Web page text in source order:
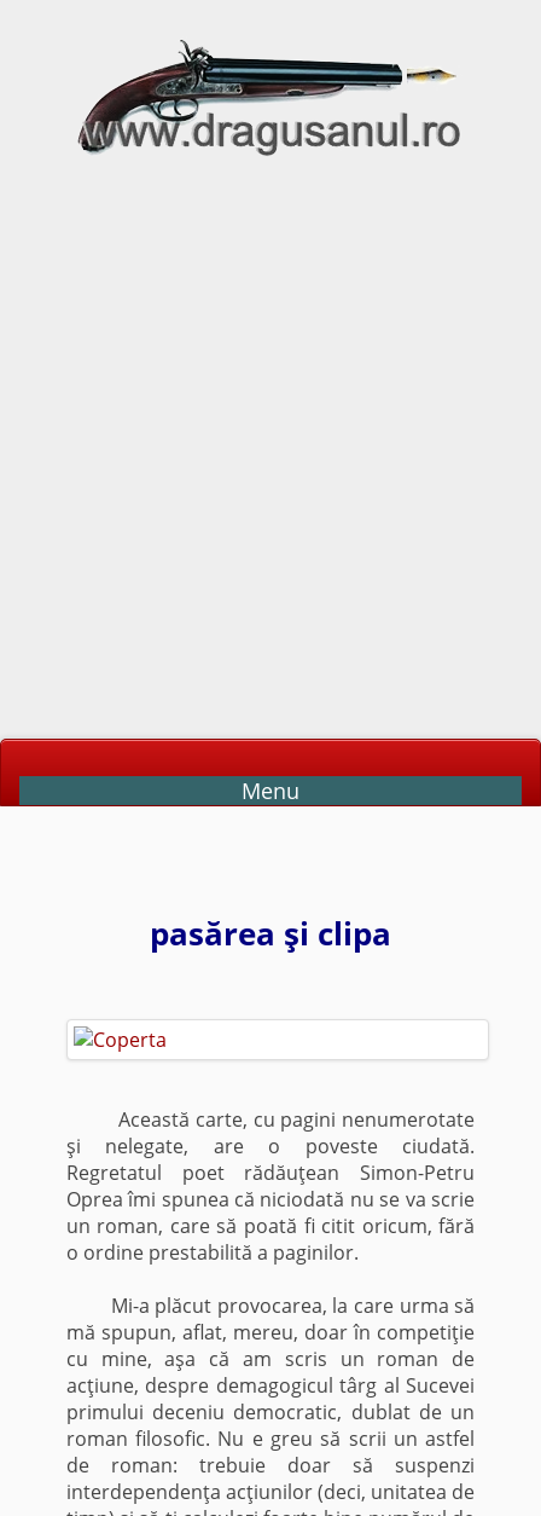
Menu
pasărea şi clipa
Această carte, cu pagini nenumerotate
şi nelegate, are o poveste ciudată.
Regretatul poet rădăuţean Simon-Petru
Oprea îmi spunea că niciodată nu se va scrie
un roman, care să poată fi citit oricum, fără
o ordine prestabilită a paginilor.
Mi-a plăcut provocarea, la care urma să
mă spupun, aflat, mereu, doar în competiţie
cu mine, aşa că am scris un roman de
acţiune, despre demagogicul târg al Sucevei
primului deceniu democratic, dublat de un
roman filosofic. Nu e greu să scrii un astfel
de roman: trebuie doar să suspenzi
interdependenţa acţiunilor (deci, unitatea de